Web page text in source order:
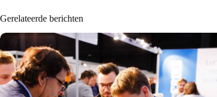
Gerelateerde berichten